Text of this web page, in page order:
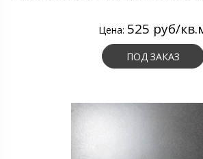
Цена: 525 руб/
ПОД ЗАКАЗ